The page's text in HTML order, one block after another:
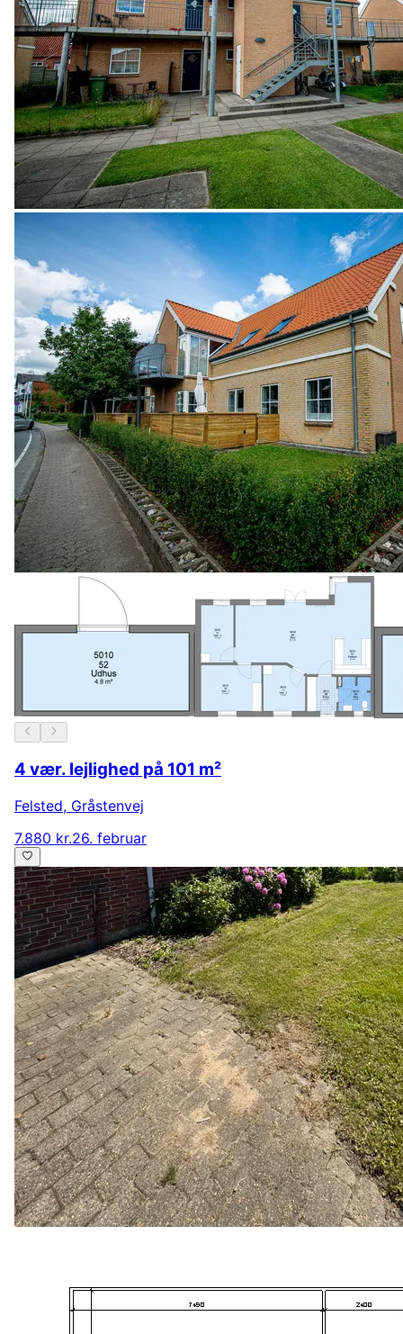
4 vær. lejlighed på 101 m²
Felsted, Gråstenvej
7.880 kr.26. februar